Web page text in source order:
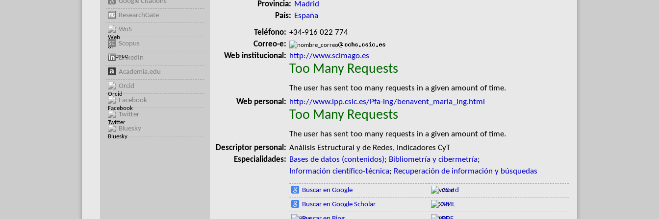
ResearchGate
WoS
Scopus
LinkedIn
Academia.edu
Orcid
Facebook
Twitter
Bluesky
Provincia: Madrid
País: España
Teléfono: +34-916 022 774
Correo-e:
Web institucional: http://www.scimago.es
Too Many Requests
The user has sent too many requests in a given amount of time.
Web personal: http://www.ipp.csic.es/Pfa-ing/benavent_maria_ing.html
Too Many Requests
The user has sent too many requests in a given amount of time.
Descriptor personal: Análisis Estructural y de Redes, Indicadores CyT
Especialidades: Bases de datos (contenidos); Bibliometría y cibermetría;
Información científico-técnica; Recuperación de información y búsquedas
Buscar en Google
Buscar en Google Scholar
vCard
XML